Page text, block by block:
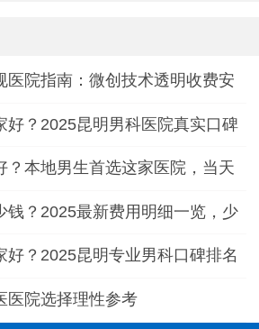
医院指南：微创技术透明收费安
好？2025昆明男科医院真实口碑
坑指南！
？本地男生首选这家医院，当天
钱？2025最新费用明细一览，少
好？2025昆明专业男科口碑排名
医院选择理性参考